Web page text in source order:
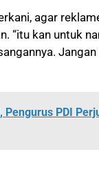
agar
“itu kan untuk
Pengurus PDI